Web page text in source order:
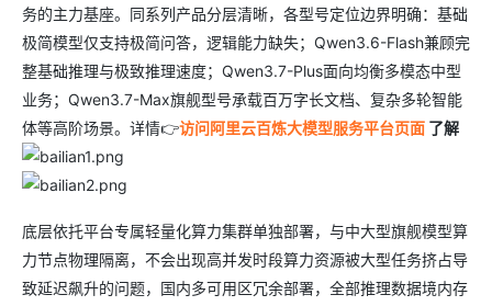
务的主力基座。同系列产品分层清晰，各型号定位边界明确：基础
极简模型仅支持极简问答，逻辑能力缺失；Qwen3.6-Flash兼顾完
整基础推理与极致推理速度；Qwen3.7-Plus面向均衡多模态中型
业务；Qwen3.7-Max旗舰型号承载百万字长文档、复杂多轮智能
体等高阶场景。详情👉访问阿里云百炼大模型服务平台页面 了解
底层依托平台专属轻量化算力集群单独部署，与中大型旗舰模型算
力节点物理隔离，不会出现高并发时段算力资源被大型任务挤占导
致延迟飙升的问题，国内多可用区冗余部署，全部推理数据境内存